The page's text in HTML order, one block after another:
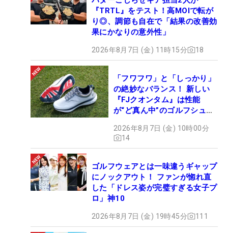
『TRTL』をテスト！高MOIで転が
り◎、調節も自在で「結果の改善効
果にかなりの意外性」
2026年8月7日 (金) 11時15分 18
「フワフワ」と「しっかり」
の絶妙なバランス！ 新しい
『FJクオンタム』は性能
が“ど真ん中”のゴルフシュー
2026年8月7日 (金) 10時00分
14
ゴルフウェアとは一味違うギャップ
にノックアウト！ ファンが惚れ直
した「ドレス姿が完璧すぎる女子プ
ロ」神10
2026年8月7日 (金) 19時45分 111